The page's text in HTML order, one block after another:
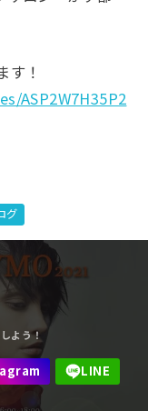
す！
ASP2W7H35P2
グ